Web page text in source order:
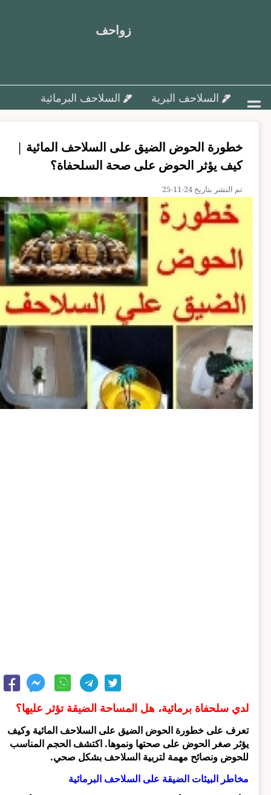
زواحف
السلاحف البرية السلاحف البرمائية
تزاوج وتفريخ السلاحف ورعاية البيض
السلاحف البحرية
خطورة الحوض الضيق على السلاحف المائية |
كيف يؤثر الحوض على صحة السلحفاة؟
تم النشر بتاريخ 24-11-25
لدي سلحفاة برمائية، هل المساحة الضيقة تؤثر عليها؟
تعرف على خطورة الحوض الضيق على السلاحف المائية وكيف
يؤثر صغر الحوض على صحتها ونموها. اكتشف الحجم المناسب
للحوض ونصائح مهمة لتربية السلاحف بشكل صحي.
مخاطر البيئات الضيقة على السلاحف البرمائية